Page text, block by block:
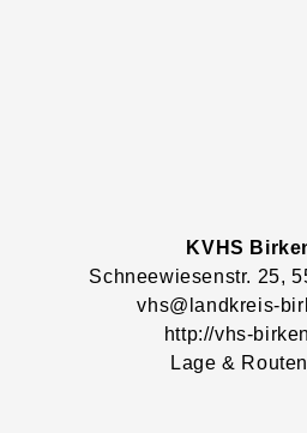
KVHS
Schneewiesenstr. 25,
vhs@landkreis-
http://vhs-
Lage &